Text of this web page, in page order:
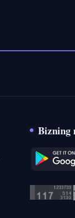
Bizning